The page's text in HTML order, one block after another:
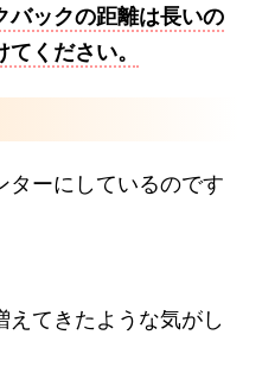
バックの距離は長いの
ください。
ターにしているのです
えてきたような気がし